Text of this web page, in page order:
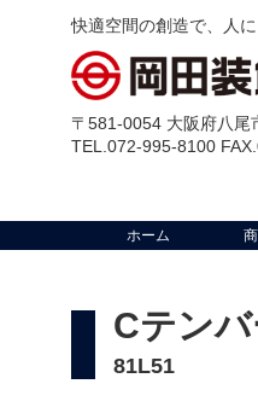
快適空間の創造で、人
〒581-0054 大阪府八尾
TEL.072-995-8100
ホーム
Cテン
81L51